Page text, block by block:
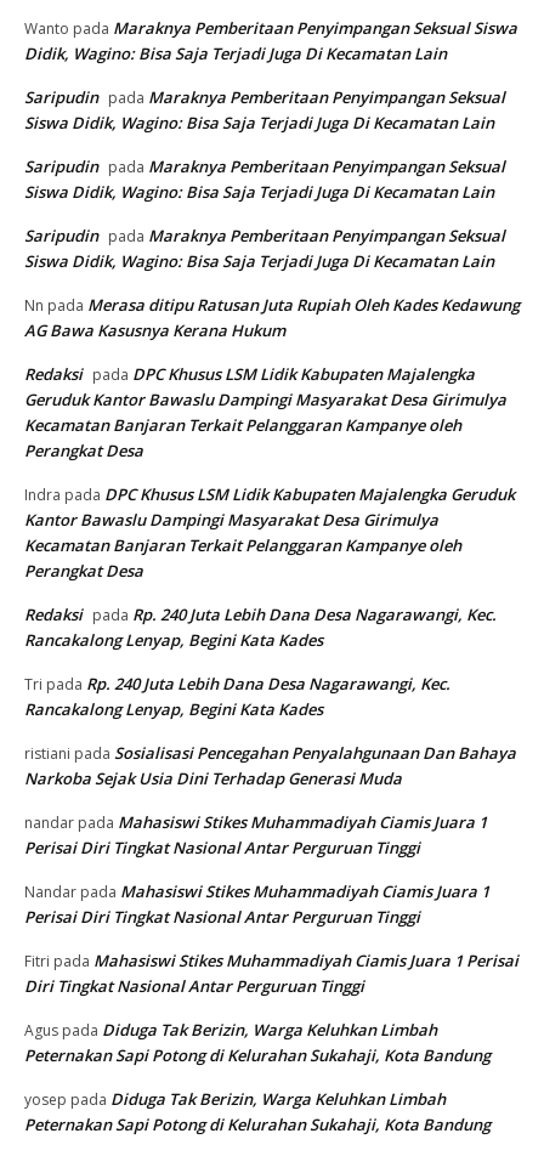
Wanto pada Maraknya Pemberitaan Penyimpangan Seksual Siswa
Didik, Wagino: Bisa Saja Terjadi Juga Di Kecamatan Lain
Saripudin pada Maraknya Pemberitaan Penyimpangan Seksual
Siswa Didik, Wagino: Bisa Saja Terjadi Juga Di Kecamatan Lain
Saripudin pada Maraknya Pemberitaan Penyimpangan Seksual
Siswa Didik, Wagino: Bisa Saja Terjadi Juga Di Kecamatan Lain
Saripudin pada Maraknya Pemberitaan Penyimpangan Seksual
Siswa Didik, Wagino: Bisa Saja Terjadi Juga Di Kecamatan Lain
Nn pada Merasa ditipu Ratusan Juta Rupiah Oleh Kades Kedawung
AG Bawa Kasusnya Kerana Hukum
Redaksi pada DPC Khusus LSM Lidik Kabupaten Majalengka
Geruduk Kantor Bawaslu Dampingi Masyarakat Desa Girimulya
Kecamatan Banjaran Terkait Pelanggaran Kampanye oleh
Perangkat Desa
Indra pada DPC Khusus LSM Lidik Kabupaten Majalengka Geruduk
Kantor Bawaslu Dampingi Masyarakat Desa Girimulya
Kecamatan Banjaran Terkait Pelanggaran Kampanye oleh
Perangkat Desa
Redaksi pada Rp. 240 Juta Lebih Dana Desa Nagarawangi, Kec.
Rancakalong Lenyap, Begini Kata Kades
Tri pada Rp. 240 Juta Lebih Dana Desa Nagarawangi, Kec.
Rancakalong Lenyap, Begini Kata Kades
ristiani pada Sosialisasi Pencegahan Penyalahgunaan Dan Bahaya
Narkoba Sejak Usia Dini Terhadap Generasi Muda
nandar pada Mahasiswi Stikes Muhammadiyah Ciamis Juara 1
Perisai Diri Tingkat Nasional Antar Perguruan Tinggi
Nandar pada Mahasiswi Stikes Muhammadiyah Ciamis Juara 1
Perisai Diri Tingkat Nasional Antar Perguruan Tinggi
Fitri pada Mahasiswi Stikes Muhammadiyah Ciamis Juara 1 Perisai
Diri Tingkat Nasional Antar Perguruan Tinggi
Agus pada Diduga Tak Berizin, Warga Keluhkan Limbah
Peternakan Sapi Potong di Kelurahan Sukahaji, Kota Bandung
yosep pada Diduga Tak Berizin, Warga Keluhkan Limbah
Peternakan Sapi Potong di Kelurahan Sukahaji, Kota Bandung